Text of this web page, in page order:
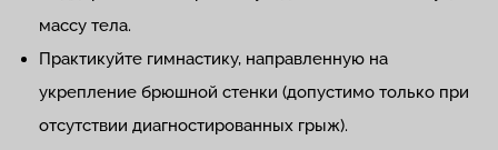
массу тела.
Практикуйте гимнастику, направленную на
укрепление брюшной стенки (допустимо только при
отсутствии диагностированных грыж).